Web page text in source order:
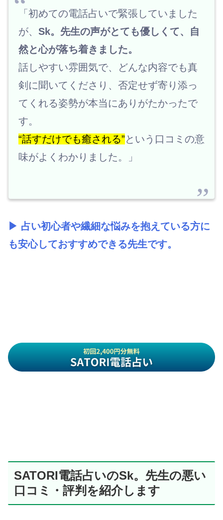
「初めての電話占いで緊張していました
が、 Sk。先生の声がとても優しくて、自
然と心が落ち着きました。
話しやすい雰囲気で、どんな内容でも真
剣に聞いてくださり、否定せず寄り添っ
てくれる姿勢が本当にありがたかったで
す。
“話すだけでも癒される”という口コミの意
味がよくわかりました。」
▶ 占い初心者や繊細な悩みを抱えている方に
も安心しておすすめできる先生です。
SATORI電話占いのSk。先生の悪い
口コミ・評判を紹介します